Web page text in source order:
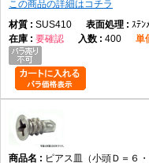
この商品の詳細はコチラ
SUS410
ｽﾃﾝ
要確認
400
ピアス皿（小頭Ｄ＝６・